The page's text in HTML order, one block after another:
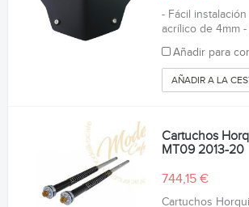
- Fácil
acrílico de 4mm
Añadir para
AÑADIR A LA
Cartuchos
MT09 2013-20
744,15 €
Cartuchos